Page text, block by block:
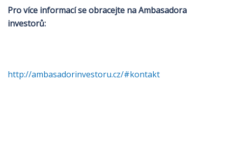
Pro více informací se obracejte na Ambasadora
investorů:
http://ambasadorinvestoru.cz/#kontakt